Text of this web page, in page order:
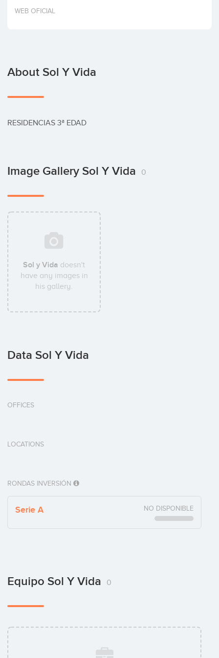
Invest
WEB OFICIAL
About Sol Y Vida
RESIDENCIAS 3ª EDAD
Image Gallery Sol Y Vida 0
Sol y Vida doesn't
have any images in
his gallery.
Data Sol Y Vida
OFFICES
LOCATIONS
RONDAS INVERSIÓN
Serie A NO DISPONIBLE
Equipo Sol Y Vida 0